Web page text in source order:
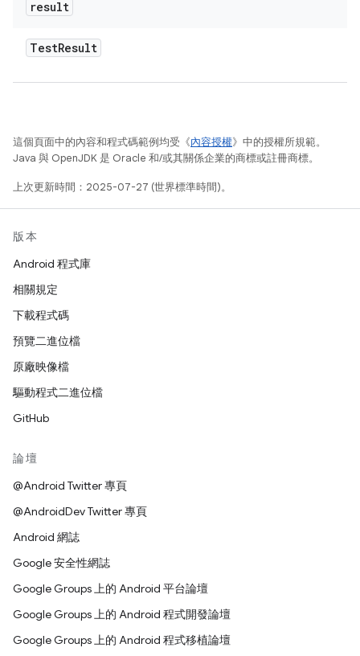
result
TestResult
這個頁面中的內容和程式碼範例均受《內容授權》中的授權所規範。
Java 與 OpenJDK 是 Oracle 和/或其關係企業的商標或註冊商標。
上次更新時間：2025-07-27 (世界標準時間)。
版本
Android 程式庫
相關規定
下載程式碼
預覽二進位檔
原廠映像檔
驅動程式二進位檔
GitHub
論壇
@Android Twitter 專頁
@AndroidDev Twitter 專頁
Android 網誌
Google 安全性網誌
Google Groups 上的 Android 平台論壇
Google Groups 上的 Android 程式開發論壇
Google Groups 上的 Android 程式移植論壇